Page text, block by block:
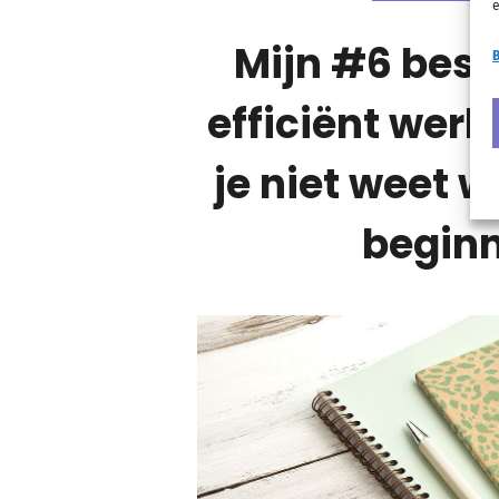
Mijn #6
efficiënt
je niet weet